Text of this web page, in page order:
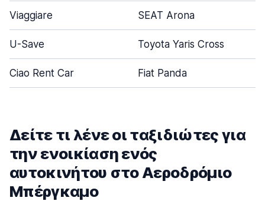
Viaggiare SEAT Arona
U-Save Toyota Yaris Cross
Ciao Rent Car Fiat Panda
Δείτε τι λένε οι ταξιδιώτες για
την ενοικίαση ενός
αυτοκινήτου στο Αεροδρόμιο
Μπέργκαμο